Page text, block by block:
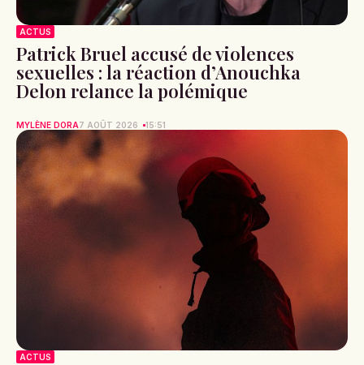
ACTUS
Patrick Bruel accusé de violences
sexuelles : la réaction d’Anouchka
Delon relance la polémique
MYLÈNE DORA7 AOÛT 2026 15:51
ACTUS